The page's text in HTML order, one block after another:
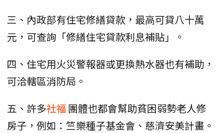
三、內政部有住宅修繕貸款，最高可貸八十萬
元，可查詢「修繕住宅貸款利息補貼」。
四、住宅用火災警報器或更換熱水器也有補助，
可洽轄區消防局。
五、許多社福 團體也都會幫助貧困弱勢老人修
房子，例如：竺樂種子基金會、慈濟安美計畫。